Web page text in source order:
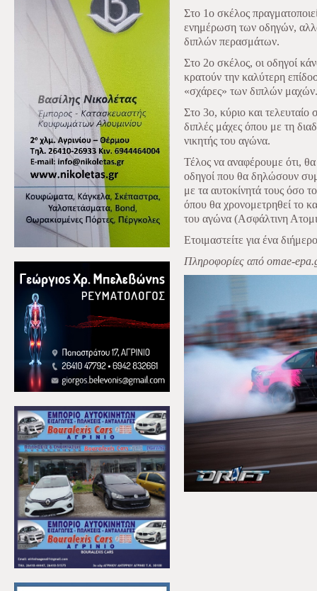
Στο 1ο σκέλος
ενημέρωση των οδηγών,
διπλών περασμάτων.
Στο 2ο σκέλος, οι οδηγοί
κρατούν την καλύτερη
«σχάρες» των διπλών μαχών.
Στο 3ο, κύριο και τελευταίο
διπλές μάχες όπου με τη
νικητής του αγώνα.
Τέλος να αναφέρουμε ότι,
οδηγοί που θα δηλώσουν
με τα αυτοκίνητά τους όσο
όπου θα χρονομετρηθεί το
του αγώνα (Ασφάλτινη
Ετοιμαστείτε για ένα
Πληροφορίες από omae-